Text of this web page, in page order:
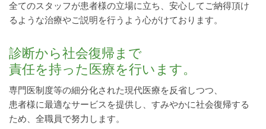
全てのスタッフが患者様の立場に立ち、安心してご納得頂け
るような治療やご説明を行うよう心がけております。
診断から社会復帰まで
責任を持った医療を行います。
専門医制度等の細分化された現代医療を反省しつつ、
患者様に最適なサービスを提供し、すみやかに社会復帰する
ため、全職員で努力します。